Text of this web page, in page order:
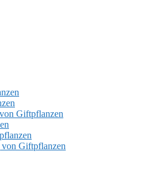
Giftpflanzen
Giftpflanzen